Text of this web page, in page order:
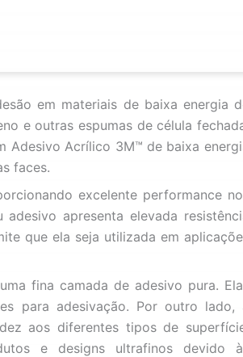
em materiais de baixa energia
e outras espumas de célula
Adesivo Acrílico 3M™ de baixa
faces.
excelente performance
apresenta elevada
que ela seja utilizada em
fina camada de adesivo pura.
para adesivação. Por outro lado,
aos diferentes tipos de
e designs ultrafinos devido